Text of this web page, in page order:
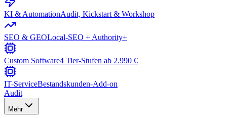
KI & AutomationAudit, Kickstart & Workshop
SEO & GEOLocal-SEO + Authority+
Custom Software4 Tier-Stufen ab 2.990 €
IT-ServiceBestandskunden-Add-on
Audit
Mehr